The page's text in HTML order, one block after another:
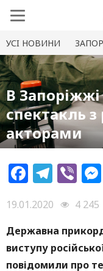
УСI НОВИНИ
В
спектакль
акторами
19.01.2020
4 245
Державна
виступу
повідомили про